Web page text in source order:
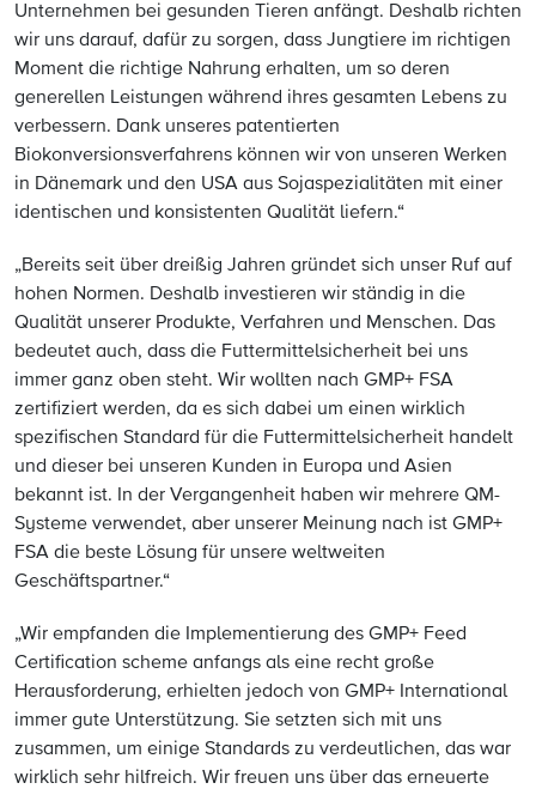
Unternehmen bei gesunden Tieren anfängt. Deshalb richten
wir uns darauf, dafür zu sorgen, dass Jungtiere im richtigen
Moment die richtige Nahrung erhalten, um so deren
generellen Leistungen während ihres gesamten Lebens zu
verbessern. Dank unseres patentierten
Biokonversionsverfahrens können wir von unseren Werken
in Dänemark und den USA aus Sojaspezialitäten mit einer
identischen und konsistenten Qualität liefern.“
„Bereits seit über dreißig Jahren gründet sich unser Ruf auf
hohen Normen. Deshalb investieren wir ständig in die
Qualität unserer Produkte, Verfahren und Menschen. Das
bedeutet auch, dass die Futtermittelsicherheit bei uns
immer ganz oben steht. Wir wollten nach GMP+ FSA
zertifiziert werden, da es sich dabei um einen wirklich
spezifischen Standard für die Futtermittelsicherheit handelt
und dieser bei unseren Kunden in Europa und Asien
bekannt ist. In der Vergangenheit haben wir mehrere QM-
Systeme verwendet, aber unserer Meinung nach ist GMP+
FSA die beste Lösung für unsere weltweiten
Geschäftspartner.“
„Wir empfanden die Implementierung des GMP+ Feed
Certification scheme anfangs als eine recht große
Herausforderung, erhielten jedoch von GMP+ International
immer gute Unterstützung. Sie setzten sich mit uns
zusammen, um einige Standards zu verdeutlichen, das war
wirklich sehr hilfreich. Wir freuen uns über das erneuerte